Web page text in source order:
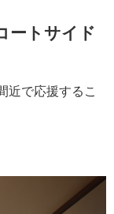
ートサイド
近で応援するこ